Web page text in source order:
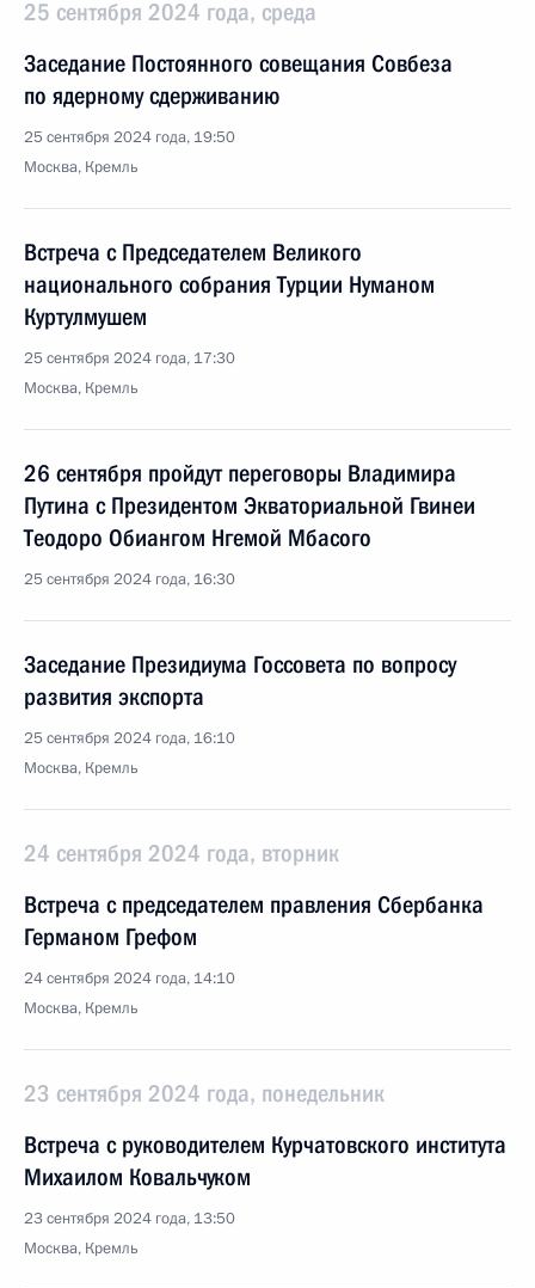
25 сентября 2024 года, среда
Заседание Постоянного совещания Совбеза
по ядерному сдерживанию
25 сентября 2024 года, 19:50
Москва, Кремль
Встреча с Председателем Великого
национального собрания Турции Нуманом
Куртулмушем
25 сентября 2024 года, 17:30
Москва, Кремль
26 сентября пройдут переговоры Владимира
Путина с Президентом Экваториальной Гвинеи
Теодоро Обиангом Нгемой Мбасого
25 сентября 2024 года, 16:30
Заседание Президиума Госсовета по вопросу
развития экспорта
25 сентября 2024 года, 16:10
Москва, Кремль
24 сентября 2024 года, вторник
Встреча с председателем правления Сбербанка
Германом Грефом
24 сентября 2024 года, 14:10
Москва, Кремль
23 сентября 2024 года, понедельник
Встреча с руководителем Курчатовского института
Михаилом Ковальчуком
23 сентября 2024 года, 13:50
Москва, Кремль